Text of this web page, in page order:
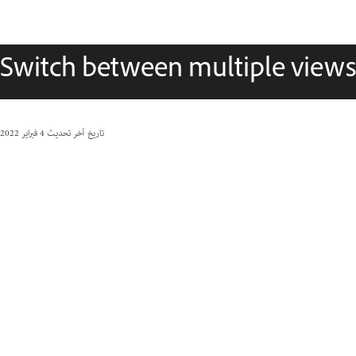
Switch between multiple views
تاريخ آخر تحديث4 فبراير 2022